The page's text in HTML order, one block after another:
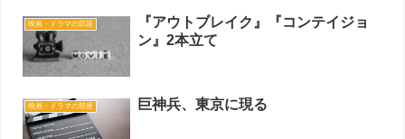
映画・ドラマの部屋
『アウトブレイク』『コンテイジョ
ン』2本立て
映画・ドラマの部屋 巨神兵、東京に現る